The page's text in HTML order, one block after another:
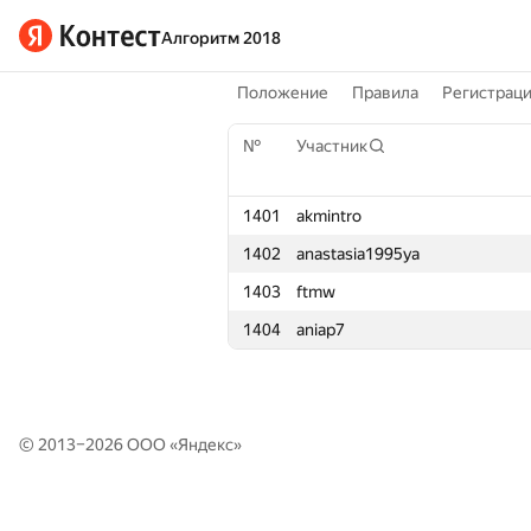
Алгоритм 2018
Положение Правила
№ Участник
1401 akmintro
1402
anastasia1995ya
1403
ftmw
1404
aniap7
№ Участник
1401 akmintro
1402
anastasia1995ya
1403
ftmw
1404
aniap7
© 2013–2026 ООО «Яндекс»